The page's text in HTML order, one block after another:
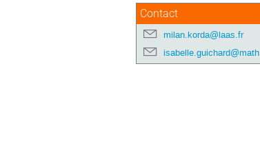
Contact
milan.korda@laas.fr
isabelle.guichard@math.univ-toulouse.fr